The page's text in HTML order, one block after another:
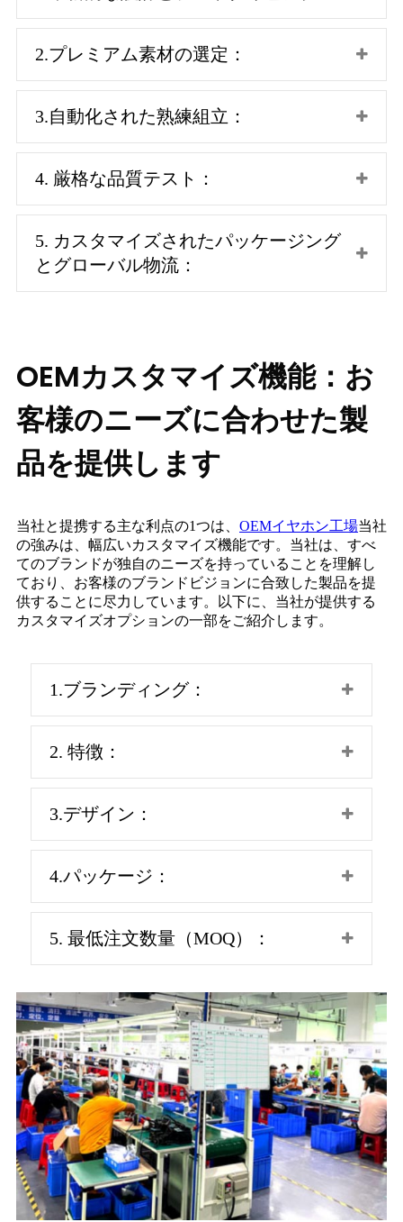
2.プレミアム素材の選定：
3.自動化された熟練組立：
4. 厳格な品質テスト：
5. カスタマイズされたパッケージング
とグローバル物流：
OEMカスタマイズ機能：お
客様のニーズに合わせた製
品を提供します
当社と提携する主な利点の1つは、 OEMイヤホン工場当社
の強みは、幅広いカスタマイズ機能です。当社は、すべ
てのブランドが独自のニーズを持っていることを理解し
ており、お客様のブランドビジョンに合致した製品を提
供することに尽力しています。以下に、当社が提供する
カスタマイズオプションの一部をご紹介します。
1.ブランディング：
2. 特徴：
3.デザイン：
4.パッケージ：
5. 最低注文数量（MOQ）：